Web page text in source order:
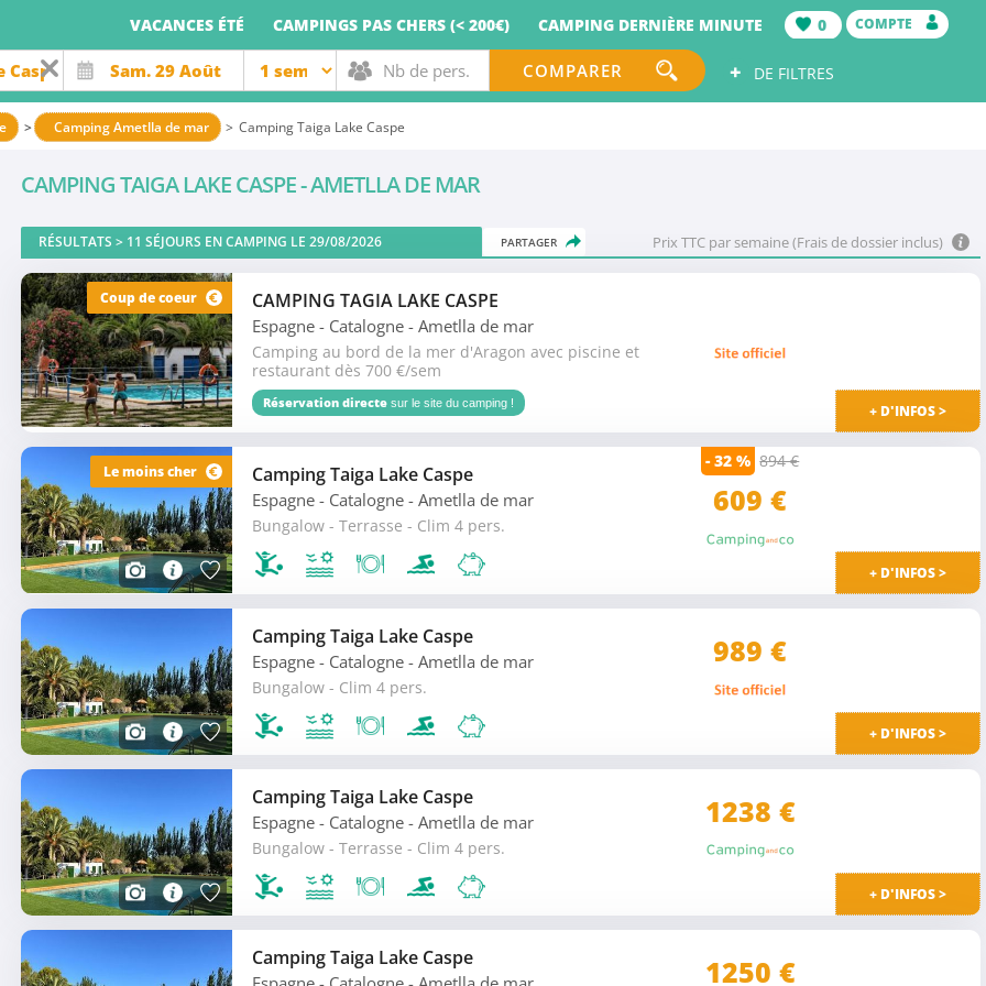
VACANCES ÉTÉ CAMPINGS PAS CHERS (< 200€) CAMPING DERNIÈRE MINUTE 0 COMPTE
COMPARER + DE FILTRES
Camping Ametlla de mar Camping Taiga Lake Caspe
CAMPING TAIGA LAKE CASPE - AMETLLA DE MAR
RÉSULTATS > 11 SÉJOURS EN CAMPING LE 29/08/2026 PARTAGER Prix TTC par semaine (Frais de dossier inclus)
Coup de coeur CAMPING TAGIA LAKE CASPE
Espagne - Catalogne - Ametlla de mar
Camping au bord de la mer d'Aragon avec piscine et
restaurant dès 700 €/sem
Réservation directesur le site du camping ! + D'INFOS >
Le moins cher Camping Taiga Lake Caspe
Espagne - Catalogne - Ametlla de mar
Bungalow - Terrasse - Clim 4 pers.
- 32 % 894 €
609 €
+ D'INFOS >
Camping Taiga Lake Caspe
Espagne - Catalogne - Ametlla de mar
Bungalow - Clim 4 pers.
989 €
+ D'INFOS >
Camping Taiga Lake Caspe
Espagne - Catalogne - Ametlla de mar
Bungalow - Terrasse - Clim 4 pers.
1238 €
+ D'INFOS >
Camping Taiga Lake Caspe 1250 €